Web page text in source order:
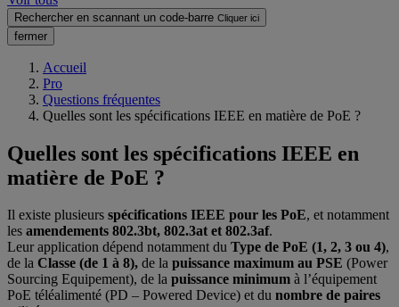
Rechercher en scannant un code-barre Cliquer ici
fermer
Accueil
Pro
Questions fréquentes
Quelles sont les spécifications IEEE en matière de PoE ?
Quelles sont les spécifications IEEE en
matière de PoE ?
Il existe plusieurs spécifications IEEE pour les PoE, et notamment
les amendements 802.3bt, 802.3at et 802.3af.
Leur application dépend notamment du Type de PoE (1, 2, 3 ou 4),
de la Classe (de 1 à 8), de la puissance maximum au PSE (Power
Sourcing Equipement), de la puissance minimum à l’équipement
PoE téléalimenté (PD – Powered Device) et du nombre de paires